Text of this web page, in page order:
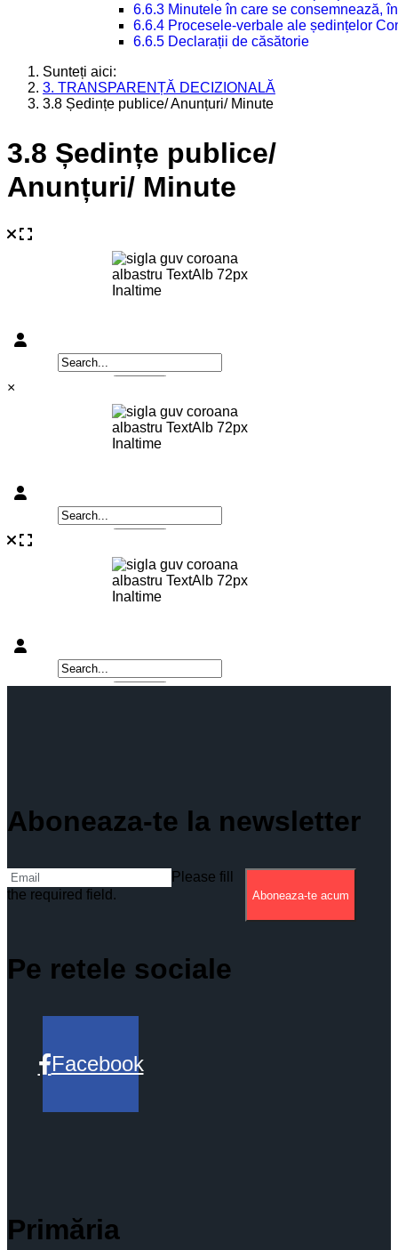
6.6.3 Minutele în care se consemnează,
6.6.4 Procesele-verbale ale ședințelor
6.6.5 Declarații de căsătorie
Sunteți aici:
3. TRANSPARENȚĂ DECIZIONALĂ
3.8 Ședințe publice/ Anunțuri/ Minute
3.8 Ședințe publice/
Anunțuri/ Minute
×
Aboneaza-te la newsletter
Please fill
the required field.
Aboneaza-te acum
Pe retele sociale
Facebook
Primăria